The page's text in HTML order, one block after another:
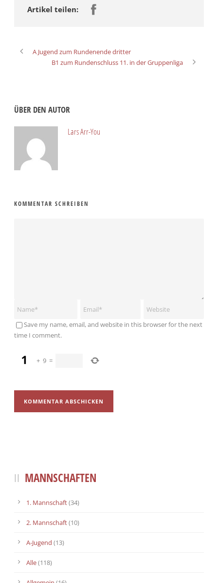
Artikel teilen:
A Jugend zum Rundenende dritter
B1 zum Rundenschluss 11. in der Gruppenliga
ÜBER DEN AUTOR
Lars Arr-You
KOMMENTAR SCHREIBEN
Save my name, email, and website in this browser for the next
time I comment.
+ 9 =
MANNSCHAFTEN
1. Mannschaft(34)
2. Mannschaft(10)
A-Jugend (13)
Alle(118)